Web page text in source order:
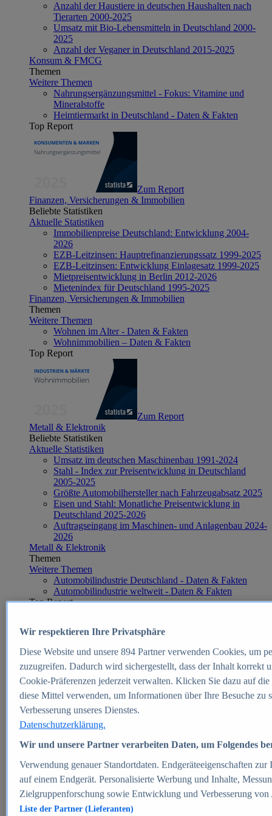
Anzahl der Haustiere in deutschen Haushalten nach
Tierarten 2000-2025
Umsatz mit Bio-Lebensmitteln in Deutschland 2000-
2025
Anzahl der Veganer in Deutschland 2015-2025
Konsum & FMCG
Themen
Weitere Themen
Nahrungsergänzungsmittel - Fokus: Vitamine und
Mineralstoffe
Heimtiermarkt in Deutschland - Daten & Fakten
Top Report
Zum Report
Finanzen, Versicherungen & Immobilien
Beliebte Statistiken
Aktuelle Statistiken
Immobilienpreise Deutschland: Entwicklung 2004-
2026
EZB-Leitzinsen: Hauptrefinanzierungssatz 1999-2025
EZB-Leitzinsen: Entwicklung Einlagesatz 1999-2025
Mietpreisentwicklung in Berlin 2012-2026
Mietenindex für Deutschland 1995-2025
Finanzen, Versicherungen & Immobilien
Themen
Weitere Themen
Wohnen im Alter - Daten & Fakten
Wohnimmobilien – Daten & Fakten
Top Report
Zum Report
Metall & Elektronik
Beliebte Statistiken
Aktuelle Statistiken
Umsatz im deutschen Maschinenbau 1991-2024
Stahl - Index zur Preisentwicklung in Deutschland
2005-2025
Größte Automobilhersteller nach Fahrzeugabsatz 2025
Eisen und Stahl: Monatliche Preisentwicklung in
Deutschland 2025-2026
Auftragseingang im Maschinen- und Anlagenbau 2024-
2026
Metall & Elektronik
Themen
Weitere Themen
Automobilindustrie Deutschland - Daten & Fakten
Automobilindustrie weltweit - Daten & Fakten
Top Report
Zum Report
E-commerce
Beliebte Statistiken
Aktuelle Statistiken
E-Commerce - Entwicklung des Umsatzes in
Deutschland 1999-2025
Umsatz von Amazon in Deutschland und weltweit
2010-2025
B2C-E-Commerce: Top-50 Online Shops in
Deutschland 2024
Marktanteile von Online-Zahlungsverfahren in
Deutschland 2024
Umsatzstarke Warengruppen im Online-Handel in
Deutschland 2023-2025
Wir respektieren Ihre Privatsphäre
Diese Website und unsere 894Partner verwenden Cookies, um
zuzugreifen. Dadurch wird sichergestellt, dass der Inhalt korrekt
Cookie-Präferenzen jederzeit verwalten. Klicken Sie dazu auf
diese Mittel verwenden, um Informationen über Ihre Besuche
Verbesserung unseres Dienstes.
Datenschutzerklärung.
Wir und unsere Partner verarbeiten Daten, um Folgendes
Verwendung genauer Standortdaten. Endgeräteeigenschaften
auf einem Endgerät. Personalisierte Werbung und Inhalte,
Zielgruppenforschung sowie Entwicklung und Verbesserung von
Liste der Partner (Lieferanten)